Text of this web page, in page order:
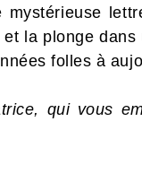
la plonge dans
folles à
qui vous